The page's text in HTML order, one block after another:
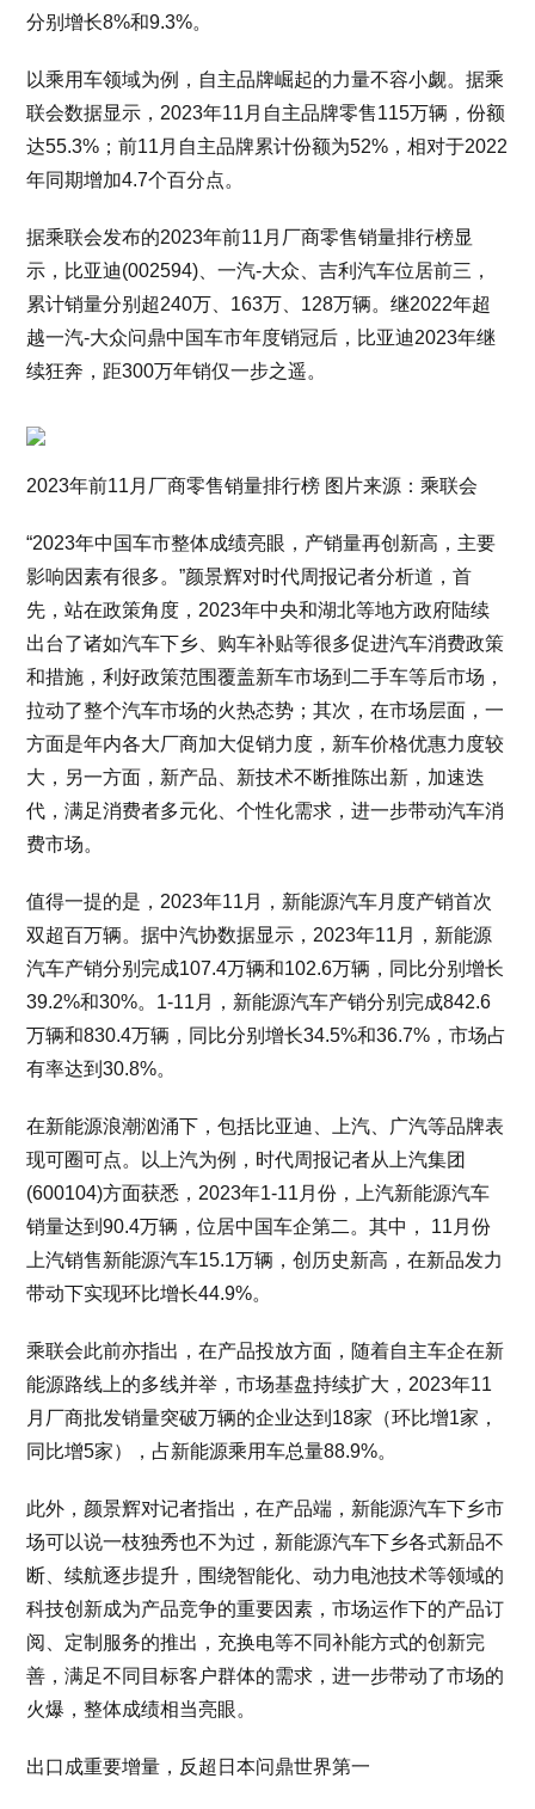
分别增长8%和9.3%。
以乘用车领域为例，自主品牌崛起的力量不容小觑。据乘
联会数据显示，2023年11月自主品牌零售115万辆，份额
达55.3%；前11月自主品牌累计份额为52%，相对于2022
年同期增加4.7个百分点。
据乘联会发布的2023年前11月厂商零售销量排行榜显
示，比亚迪(002594)、一汽-大众、吉利汽车位居前三，
累计销量分别超240万、163万、128万辆。继2022年超
越一汽-大众问鼎中国车市年度销冠后，比亚迪2023年继
续狂奔，距300万年销仅一步之遥。
2023年前11月厂商零售销量排行榜 图片来源：乘联会
“2023年中国车市整体成绩亮眼，产销量再创新高，主要
影响因素有很多。”颜景辉对时代周报记者分析道，首
先，站在政策角度，2023年中央和湖北等地方政府陆续
出台了诸如汽车下乡、购车补贴等很多促进汽车消费政策
和措施，利好政策范围覆盖新车市场到二手车等后市场，
拉动了整个汽车市场的火热态势；其次，在市场层面，一
方面是年内各大厂商加大促销力度，新车价格优惠力度较
大，另一方面，新产品、新技术不断推陈出新，加速迭
代，满足消费者多元化、个性化需求，进一步带动汽车消
费市场。
值得一提的是，2023年11月，新能源汽车月度产销首次
双超百万辆。据中汽协数据显示，2023年11月，新能源
汽车产销分别完成107.4万辆和102.6万辆，同比分别增长
39.2%和30%。1-11月，新能源汽车产销分别完成842.6
万辆和830.4万辆，同比分别增长34.5%和36.7%，市场占
有率达到30.8%。
在新能源浪潮汹涌下，包括比亚迪、上汽、广汽等品牌表
现可圈可点。以上汽为例，时代周报记者从上汽集团
(600104)方面获悉，2023年1-11月份，上汽新能源汽车
销量达到90.4万辆，位居中国车企第二。其中， 11月份
上汽销售新能源汽车15.1万辆，创历史新高，在新品发力
带动下实现环比增长44.9%。
乘联会此前亦指出，在产品投放方面，随着自主车企在新
能源路线上的多线并举，市场基盘持续扩大，2023年11
月厂商批发销量突破万辆的企业达到18家（环比增1家，
同比增5家），占新能源乘用车总量88.9%。
此外，颜景辉对记者指出，在产品端，新能源汽车下乡市
场可以说一枝独秀也不为过，新能源汽车下乡各式新品不
断、续航逐步提升，围绕智能化、动力电池技术等领域的
科技创新成为产品竞争的重要因素，市场运作下的产品订
阅、定制服务的推出，充换电等不同补能方式的创新完
善，满足不同目标客户群体的需求，进一步带动了市场的
火爆，整体成绩相当亮眼。
出口成重要增量，反超日本问鼎世界第一